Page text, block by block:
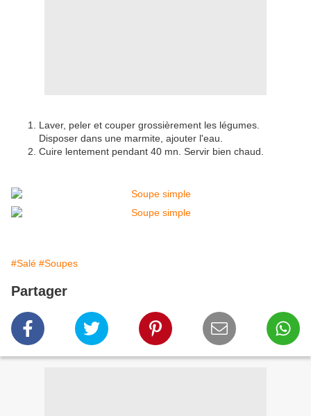
Laver, peler et couper grossièrement les légumes.
Disposer dans une marmite, ajouter l'eau.
Cuire lentement pendant 40 mn. Servir bien chaud.
#Salé #Soupes
Partager